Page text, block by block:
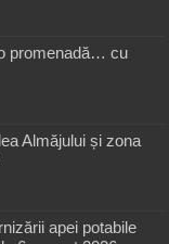
promenadă… cu
Almăjului și zona
apei potabile